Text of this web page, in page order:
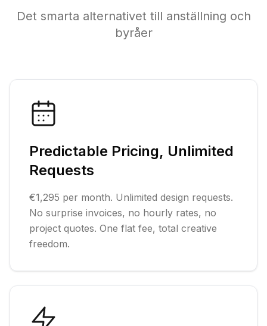
Det smarta alternativet till anställning och
byråer
Predictable Pricing, Unlimited
Requests
€1,295 per month. Unlimited design requests.
No surprise invoices, no hourly rates, no
project quotes. One flat fee, total creative
freedom.